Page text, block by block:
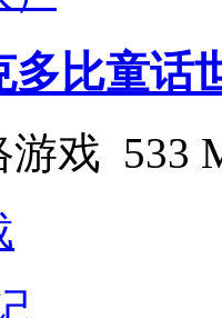
多比童话
游戏 533